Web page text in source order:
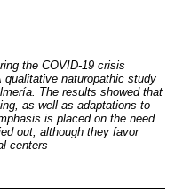
the COVID-19 crisis
qualitative naturopathic study
The results showed that
as well as adaptations to
is placed on the need
out, although they favor
centers